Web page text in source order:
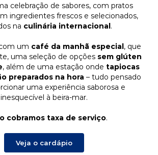
celebração de sabores, com pratos
ingredientes frescos e selecionados,
na culinária internacional .
um café da manhã especial , que
uma seleção de opções sem glúten
, além de uma estação onde tapiocas
preparados na hora – tudo pensado
uma experiência saborosa e
inesquecível à beira-mar.
cobramos taxa de serviço.
Veja o cardápio